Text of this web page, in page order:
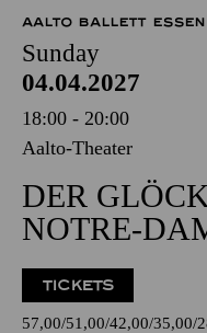
AALTO BALLETT ESSEN
Sunday
04.04.2027
18:00 - 20:00
Aalto-Theater
DER
NOTRE-
TICKETS
57,00 51,00 42,00 35,00